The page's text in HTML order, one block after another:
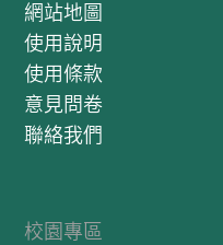
網站地圖
使用說明
使用條款
意見問卷
聯絡我們
校園專區